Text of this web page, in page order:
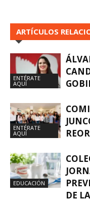
ARTÍCULOS
ENTÉRATE
AQUÍ
ENTÉRATE
AQUÍ
EDUCACIÓN
DE